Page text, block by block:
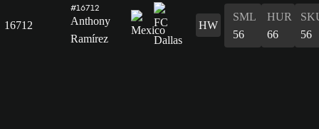
16712
#16712
Anthony
Ramírez
HW
SML
56
HUR
66
56